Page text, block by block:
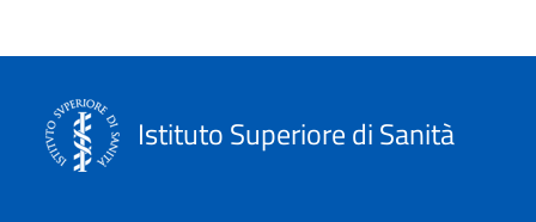
Istituto Superiore di Sanità